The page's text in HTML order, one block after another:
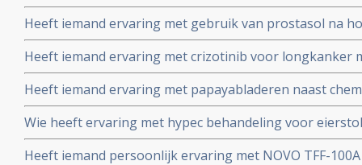
Heeft iemand ervaring met gebruik van prostasol na
uitgezaaide prostaatkanker?
Heeft iemand ervaring met crizotinib voor longkanker
Heeft iemand ervaring met papayabladeren naast
Wie heeft ervaring met hypec behandeling voor
Heeft iemand persoonlijk ervaring met NOVO TFF-